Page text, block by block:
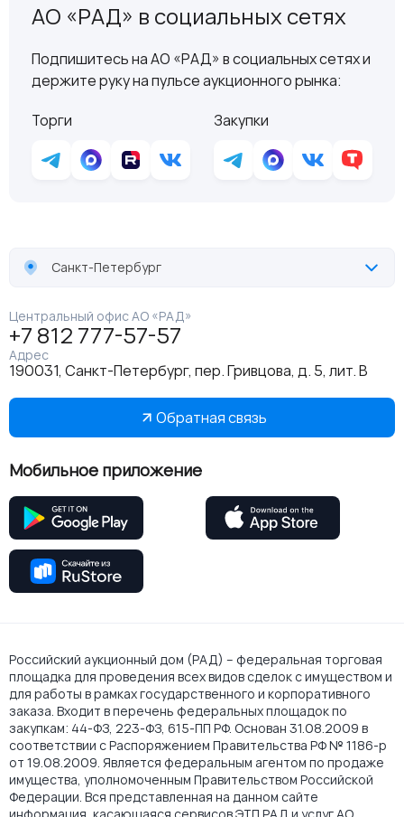
АО «РАД» в социальных сетях
Подпишитесь на АО «РАД» в социальных сетях и
держите руку на пульсе аукционного рынка:
Торги
Закупки
Санкт-Петербург
Центральный офис АО «РАД»
+7 812 777-57-57
Адрес
190031, Санкт-Петербург, пер. Гривцова, д. 5, лит. В
Обратная связь
Мобильное приложение
Российский аукционный дом (РАД) – федеральная торговая
площадка для проведения всех видов сделок с имуществом и
для работы в рамках государственного и корпоративного
заказа. Входит в перечень федеральных площадок по
закупкам: 44-ФЗ, 223-ФЗ, 615-ПП РФ. Основан 31.08.2009 в
соответствии с Распоряжением Правительства РФ № 1186-р
от 19.08.2009. Является федеральным агентом по продаже
имущества, уполномоченным Правительством Российской
Федерации. Вся представленная на данном сайте